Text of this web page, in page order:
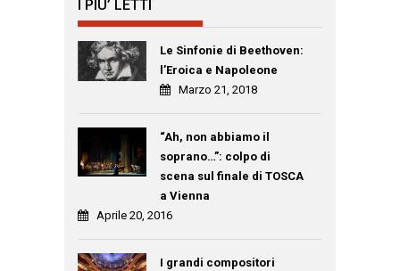
I PIU’ LETTI
Le Sinfonie di Beethoven:
l’Eroica e Napoleone
Marzo 21, 2018
“Ah, non abbiamo il
soprano…”: colpo di
scena sul finale di TOSCA
a Vienna
Aprile 20, 2016
I grandi compositori